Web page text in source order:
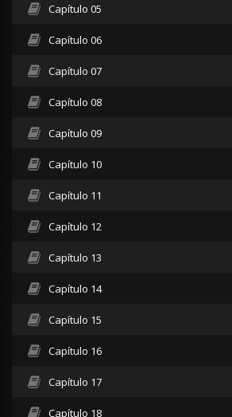
Capítulo 05
Capítulo 06
Capítulo 07
Capítulo 08
Capítulo 09
Capítulo 10
Capítulo 11
Capítulo 12
Capítulo 13
Capítulo 14
Capítulo 15
Capítulo 16
Capítulo 17
Capítulo 18